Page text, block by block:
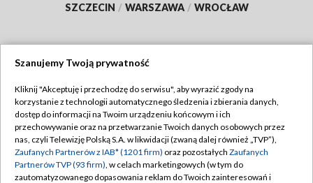
SZCZECIN / WARSZAWA / WROCŁAW
TVP
Abonament TVP
Emisja w TVP
Centrum informacji TVP
Regulamin TVP
Polityka prywatności
Moje zgody
Szanujemy Twoją prywatność
Kliknij "Akceptuję i przechodzę do serwisu", aby wyrazić zgody na
korzystanie z technologii automatycznego śledzenia i zbierania danych,
dostęp do informacji na Twoim urządzeniu końcowym i ich
przechowywanie oraz na przetwarzanie Twoich danych osobowych przez
nas, czyli Telewizję Polską S.A. w likwidacji (zwaną dalej również „TVP”),
Zaufanych Partnerów z IAB* (1201 firm) oraz pozostałych Zaufanych
Partnerów TVP (93 firm), w celach marketingowych (w tym do
zautomatyzowanego dopasowania reklam do Twoich zainteresowań i